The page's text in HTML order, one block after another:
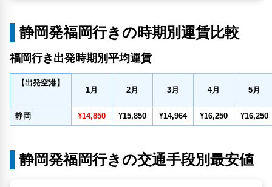
静岡発福岡行きの時期別運賃比較
福岡行き出発時期別平均運賃
【出発空港】
1月 2月 3月 4月 5月
静岡 ¥14,850 ¥15,850 ¥14,964 ¥16,250 ¥16,250
静岡発福岡行きの交通手段別最安値